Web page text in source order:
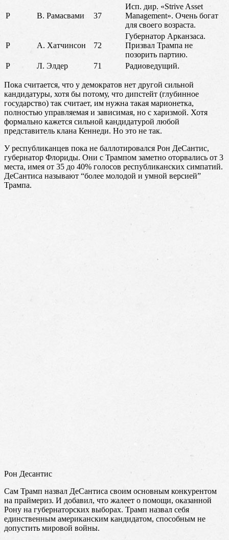
Р В. Рамасвами 37
Исп. дир. «Strive Asset
Management». Очень богат
для своего возраста.
Р А. Хатчинсон 72
Губернатор Арканзаса.
Призвал Трампа не
позорить партию.
Р
Л. Элдер 71 Радиоведущий.
Пока считается, что у демократов нет другой сильной
кандидатуры, хотя бы потому, что дипстейт (глубинное
государство) так считает, им нужна такая марионетка,
полностью управляемая и зависимая, но с харизмой. Хотя
формально кажется сильной кандидатурой любой
представитель клана Кеннеди. Но это не так.
У республиканцев пока не баллотировался Рон ДеСантис,
губернатор Флориды. Они с Трампом заметно оторвались от 3
места, имея от 35 до 40% голосов республиканских симпатий.
ДеСантиса называют “более молодой и умной версией”
Трампа.
Рон Десантис
Сам Трамп назвал ДеСантиса своим основным конкурентом
на праймериз. И добавил, что жалеет о помощи, оказанной
Рону на губернаторских выборах. Трамп назвал себя
единственным американским кандидатом, способным не
допустить мировой войны.